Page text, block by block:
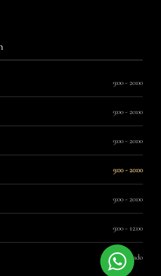
9:00 - 20:00
9:00 - 20:00
9:00 - 20:00
9:00 - 20:00
9:00 - 20:00
9:00 - 12:00
Cerrado